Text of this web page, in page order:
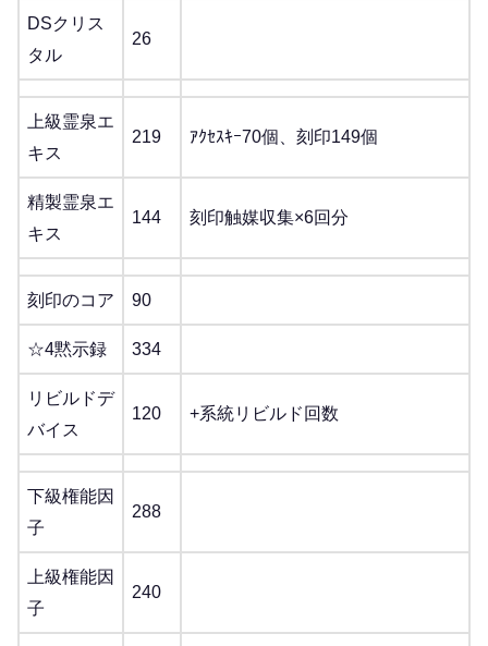
DSクリス
タル
26
上級霊泉エ
キス
219 ｱｸｾｽｷｰ70個、刻印149個
精製霊泉エ
キス
144 刻印触媒収集×6回分
刻印のコア 90
☆4黙示録 334
リビルドデ
バイス
120 +系統リビルド回数
下級権能因
子
288
上級権能因
子
240